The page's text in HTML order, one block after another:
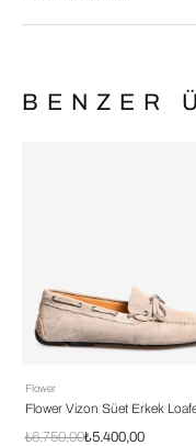
BENZER
Flower
Flower Vizon Süet Erkek Loafer
₺5.400,00
₺6.750,00